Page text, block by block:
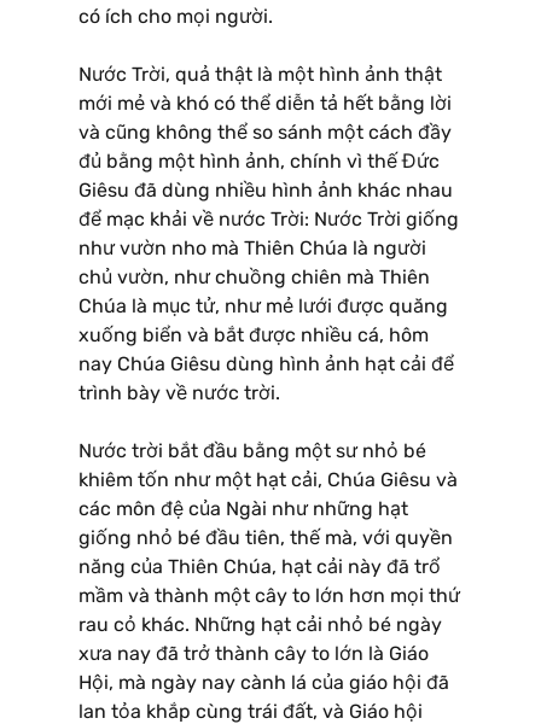
có ích cho mọi người.
Nước Trời, quả thật là một hình ảnh thật
mới mẻ và khó có thể diễn tả hết bằng lời
và cũng không thể so sánh một cách đầy
đủ bằng một hình ảnh, chính vì thế Đức
Giêsu đã dùng nhiều hình ảnh khác nhau
để mạc khải về nước Trời: Nước Trời giống
như vườn nho mà Thiên Chúa là người
chủ vườn, như chuồng chiên mà Thiên
Chúa là mục tử, như mẻ lưới được quăng
xuống biển và bắt được nhiều cá, hôm
nay Chúa Giêsu dùng hình ảnh hạt cải để
trình bày về nước trời.
Nước trời bắt đầu bằng một sư nhỏ bé
khiêm tốn như một hạt cải, Chúa Giêsu và
các môn đệ của Ngài như những hạt
giống nhỏ bé đầu tiên, thế mà, với quyền
năng của Thiên Chúa, hạt cải này đã trổ
mầm và thành một cây to lớn hơn mọi thứ
rau cỏ khác. Những hạt cải nhỏ bé ngày
xưa nay đã trở thành cây to lớn là Giáo
Hội, mà ngày nay cành lá của giáo hội đã
lan tỏa khắp cùng trái đất, và Giáo hội